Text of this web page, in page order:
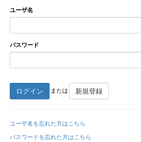
新規登録
ユーザ名
パスワード
ログイン または 新規登録
ユーザ名を忘れた方はこちら
パスワードを忘れた方はこちら